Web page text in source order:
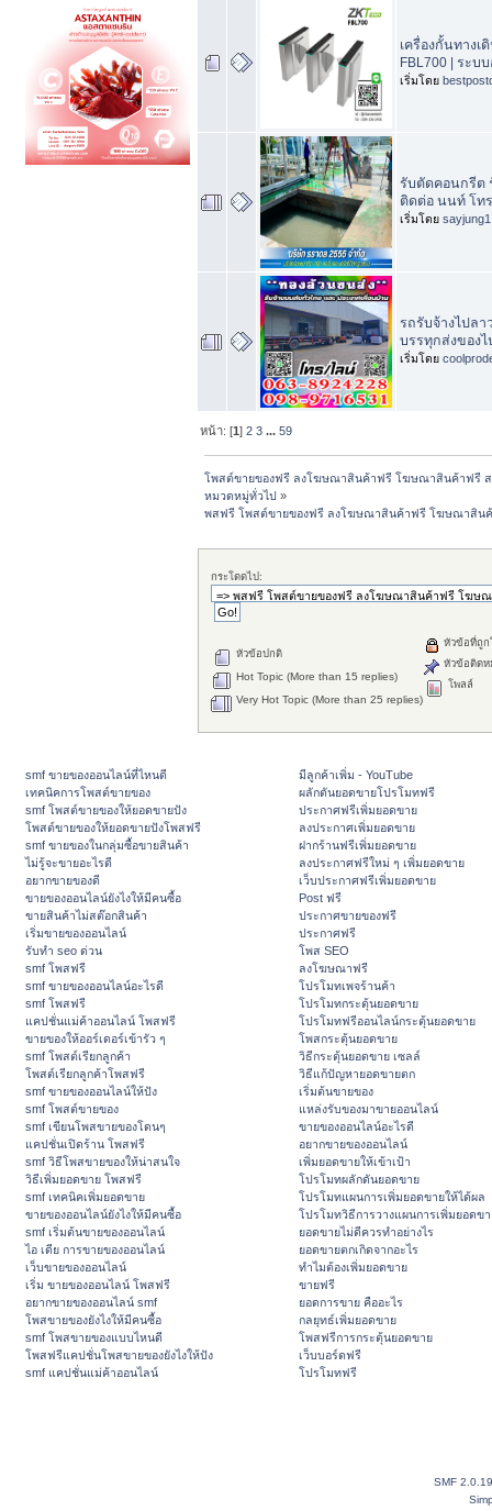
เครื่องกั้นทางเ
FBL700 | ระบ
เริ่มโดย
รับตัดคอนกรีต
ติดต่อ นนท์ โท
เริ่มโดย sayjung1
รถรับจ้างไปล
บรรทุกส่งของไ
เริ่มโดย
หน้า: [1]2 3 ...59
โพสต์ขายของฟรี ลงโฆษณาสินค้าฟรี โฆษณาสินค้าฟรี ส
หมวดหมู่ทั่วไป »
พสฟรี โพสต์ขายของฟรี ลงโฆษณาสินค้าฟรี โฆษณาสินค้
กระโดดไป:
หัวข้อปกติ
Hot Topic (More than 15 replies)
Very Hot Topic (More than 25 replies)
หัวข้อที่ถู
หัวข้อติดห
โพลล์
smf ขายของออนไลน์ที่ไหนดี
เทคนิคการโพสต์ขายของ
smf โพสต์ขายของให้ยอดขายปัง
โพสต์ขายของให้ยอดขายปังโพสฟรี
smf ขายของในกลุ่มซื้อขายสินค้า
ไม่รู้จะขายอะไรดี
อยากขายของดี
ขายของออนไลน์ยังไงให้มีคนซื้อ
ขายสินค้าไม่สต๊อกสินค้า
เริ่มขายของออนไลน์
รับทำ seo ด่วน
smf โพสฟรี
smf ขายของออนไลน์อะไรดี
smf โพสฟรี
แคปชั่นแม่ค้าออนไลน์ โพสฟรี
ขายของให้ออร์เดอร์เข้ารัว ๆ
smf โพสต์เรียกลูกค้า
โพสต์เรียกลูกค้าโพสฟรี
smf ขายของออนไลน์ให้ปัง
smf โพสต์ขายของ
smf เขียนโพสขายของโดนๆ
แคปชั่นเปิดร้าน โพสฟรี
smf วิธีโพสขายของให้น่าสนใจ
วิธีเพิ่มยอดขาย โพสฟรี
smf เทคนิคเพิ่มยอดขาย
ขายของออนไลน์ยังไงให้มีคนซื้อ
smf เริ่มต้นขายของออนไลน์
ไอ เดีย การขายของออนไลน์
เว็บขายของออนไลน์
เริ่ม ขายของออนไลน์ โพสฟรี
อยากขายของออนไลน์ smf
โพสขายของยังไงให้มีคนซื้อ
smf โพสขายของแบบไหนดี
โพสฟรีแคปชั่นโพสขายของยังไงให้ปัง
smf แคปชั่นแม่ค้าออนไลน์
มีลูกค้าเพิ่ม - YouTube
ผลักดันยอดขายโปรโมทฟรี
ประกาศฟรีเพิ่มยอดขาย
ลงประกาศเพิ่มยอดขาย
ฝากร้านฟรีเพิ่มยอดขาย
ลงประกาศฟรีใหม่ ๆ เพิ่มยอดขาย
เว็บประกาศฟรีเพิ่มยอดขาย
Post ฟรี
ประกาศขายของฟรี
ประกาศฟรี
โพส SEO
ลงโฆษณาฟรี
โปรโมทเพจร้านค้า
โปรโมทกระตุ้นยอดขาย
โปรโมทฟรีออนไลน์กระตุ้นยอดขาย
โพสกระตุ้นยอดขาย
วิธีกระตุ้นยอดขาย เซลล์
วิธีแก้ปัญหายอดขายตก
เริ่มต้นขายของ
แหล่งรับของมาขายออนไลน์
ขายของออนไลน์อะไรดี
อยากขายของออนไลน์
เพิ่มยอดขายให้เข้าเป้า
โปรโมทผลักดันยอดขาย
โปรโมทแผนการเพิ่มยอดขายให้ได้ผล
โปรโมทวิธีการวางแผนการเพิ่มยอดข
ยอดขายไม่ดีควรทำอย่างไร
ยอดขายตกเกิดจากอะไร
ทำไมต้องเพิ่มยอดขาย
ขายฟรี
ยอดการขาย คืออะไร
กลยุทธ์เพิ่มยอดขาย
โพสฟรีการกระตุ้นยอดขาย
เว็บบอร์ดฟรี
โปรโมทฟรี
SMF 2.0.19